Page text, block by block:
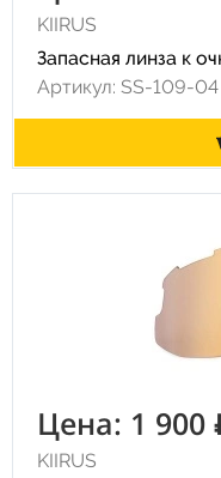
KIIRUS
Запасная линза к
Артикул: SS-109-04
Цена: 1 900
KIIRUS